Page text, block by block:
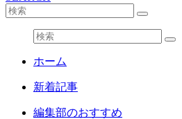
ホーム
新着記事
編集部のおすすめ